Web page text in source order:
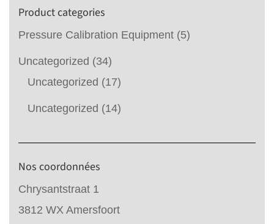
Product categories
Pressure Calibration Equipment (5)
Uncategorized (34)
Uncategorized (17)
Uncategorized (14)
Nos coordonnées
Chrysantstraat 1
3812 WX Amersfoort